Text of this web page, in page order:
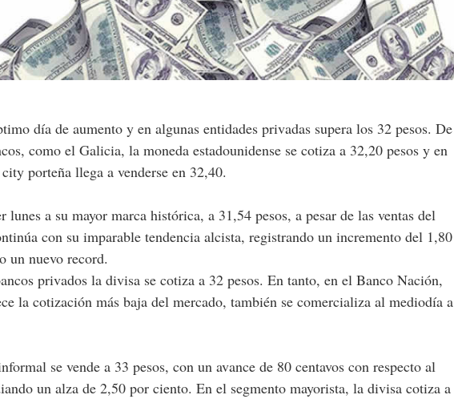
día de aumento y en algunas entidades privadas supera los 32 pesos. De
como el Galicia, la moneda estadounidense se cotiza a 32,20 pesos y en
porteña llega a venderse en 32,40.
lunes a su mayor marca histórica, a 31,54 pesos, a pesar de las ventas del
con su imparable tendencia alcista, registrando un incremento del 1,80
un nuevo record.
privados la divisa se cotiza a 32 pesos. En tanto, en el Banco Nación,
la cotización más baja del mercado, también se comercializa al mediodía a
se vende a 33 pesos, con un avance de 80 centavos con respecto al
un alza de 2,50 por ciento. En el segmento mayorista, la divisa cotiza a